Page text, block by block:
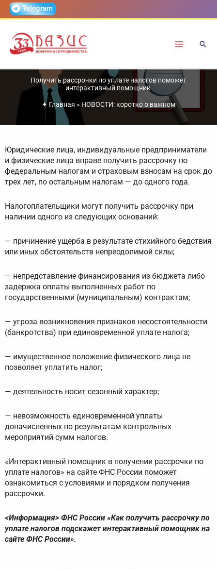
ПерейтиTelegram
Получить рассрочки по уплате налогов поможет
интерактивный помощник
✦ Главная »НОВОСТИ: коротко о важном
Юридические лица, индивидуальные предприниматели
и физические лица вправе получить рассрочку по
федеральным налогам и страховым взносам на срок до
трех лет, по остальным налогам — до одного года.
Налогоплательщики могут получить рассрочку при
наличии одного из следующих оснований:
— причинение ущерба в результате стихийного бедствия
или иных обстоятельств непреодолимой силы;
— непредставление финансирования из бюджета либо
задержка оплаты выполненных работ по
государственными (муниципальным) контрактам;
— угроза возникновения признаков несостоятельности
(банкротства) при единовременной уплате налога;
— имущественное положение физического лица не
позволяет уплатить налог;
— деятельность носит сезонный характер;
— невозможность единовременной уплаты
доначисленных по результатам контрольных
мероприятий сумм налогов.
«Интерактивный помощник в получении рассрочки по
уплате налогов» на сайте ФНС России поможет
ознакомиться с условиями и порядком получения
рассрочки.
<Информация> ФНС России «Как получить рассрочку по
уплате налогов подскажет интерактивный помощник на
сайте ФНС России».